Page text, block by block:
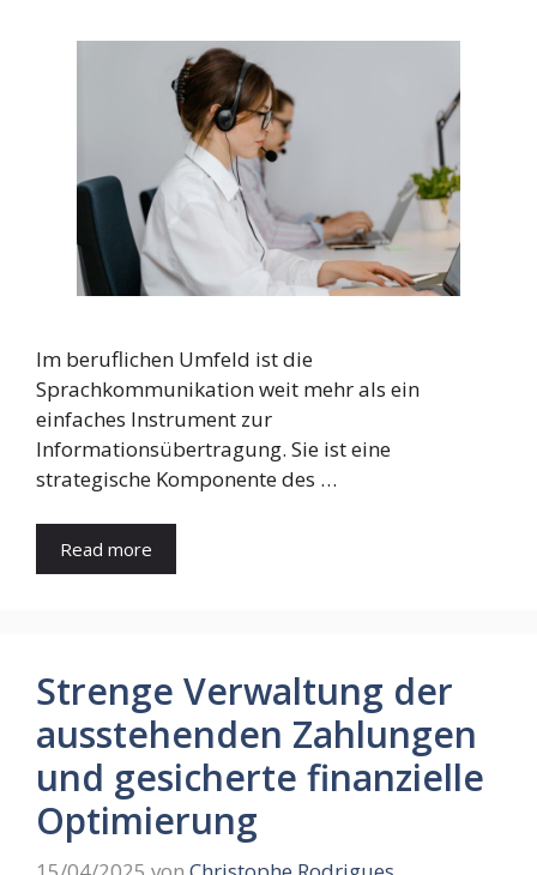
Im beruflichen Umfeld ist die
Sprachkommunikation weit mehr als ein
einfaches Instrument zur
Informationsübertragung. Sie ist eine
strategische Komponente des …
Read more
Strenge Verwaltung der
ausstehenden Zahlungen
und gesicherte finanzielle
Optimierung